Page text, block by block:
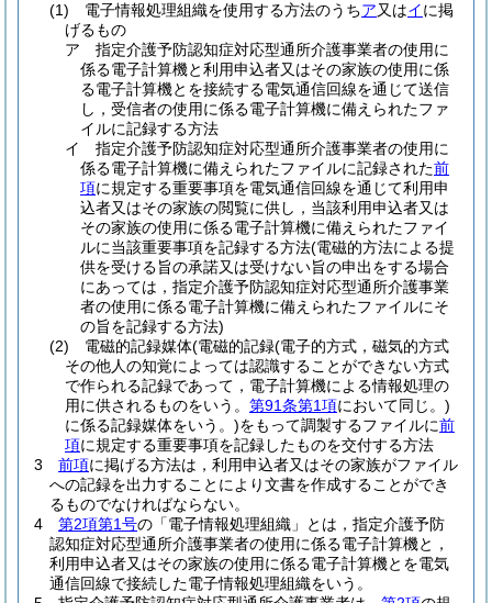
(1)
電子情報処理組織を使用する方法のうちア又はイに掲
げるもの
ア
指定介護予防認知症対応型通所介護事業者の使用に
係る電子計算機と利用申込者又はその家族の使用に係
る電子計算機とを接続する電気通信回線を通じて送信
し，受信者の使用に係る電子計算機に備えられたファ
イルに記録する方法
イ
指定介護予防認知症対応型通所介護事業者の使用に
係る電子計算機に備えられたファイルに記録された前
項に規定する重要事項を電気通信回線を通じて利用申
込者又はその家族の閲覧に供し，当該利用申込者又は
その家族の使用に係る電子計算機に備えられたファイ
ルに当該重要事項を記録する方法(電磁的方法による提
供を受ける旨の承諾又は受けない旨の申出をする場合
にあっては，指定介護予防認知症対応型通所介護事業
者の使用に係る電子計算機に備えられたファイルにそ
の旨を記録する方法)
(2)
電磁的記録媒体(電磁的記録(電子的方式，磁気的方式
その他人の知覚によっては認識することができない方式
で作られる記録であって，電子計算機による情報処理の
用に供されるものをいう。 第91条第1項において同じ。)
に係る記録媒体をいう。)をもって調製するファイルに前
項に規定する重要事項を記録したものを交付する方法
3
前項に掲げる方法は，利用申込者又はその家族がファイル
への記録を出力することにより文書を作成することができ
るものでなければならない。
4
第2項第1号の「電子情報処理組織」とは，指定介護予防
認知症対応型通所介護事業者の使用に係る電子計算機と，
利用申込者又はその家族の使用に係る電子計算機とを電気
通信回線で接続した電子情報処理組織をいう。